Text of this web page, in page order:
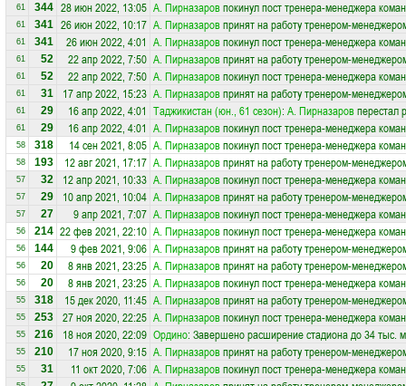
61 344 28 июн 2022, 13:05 А. Пирназаровпокинул пост тренера-менеджера
61 341 26 июн 2022, 10:17 А. Пирназаровпринят на работу тренером-
61 341 26 июн 2022, 4:01 А. Пирназаровпокинул пост тренера-менеджера
61 52 22 апр 2022, 7:50 А. Пирназаровпринят на работу тренером-
61 52 22 апр 2022, 7:50 А. Пирназаровпокинул пост тренера-менеджера
61 31 17 апр 2022, 15:23 А. Пирназаровпринят на работу тренером-
61 29 16 апр 2022, 4:01 Таджикистан (юн., 61 сезон): А. Пирназаровперестал
61 29 16 апр 2022, 4:01 А. Пирназаровпокинул пост тренера-менеджера
58 318 14 сен 2021, 8:05 А. Пирназаровпокинул пост тренера-менеджера
58 193 12 авг 2021, 17:17 А. Пирназаровпринят на работу тренером-
57 32 12 апр 2021, 10:33 А. Пирназаровпокинул пост тренера-менеджера
57 29 10 апр 2021, 10:04 А. Пирназаровпринят на работу тренером-
57 27 9 апр 2021, 7:07 А. Пирназаровпокинул пост тренера-менеджера
56 214 22 фев 2021, 22:10 А. Пирназаровпокинул пост тренера-менеджера
56 144 9 фев 2021, 9:06 А. Пирназаровпринят на работу тренером-
56 20 8 янв 2021, 23:25 А. Пирназаровпринят на работу тренером-
56 20 8 янв 2021, 23:25 А. Пирназаровпокинул пост тренера-менеджера
55 318 15 дек 2020, 11:45 А. Пирназаровпринят на работу тренером-
55 253 27 ноя 2020, 22:25 А. Пирназаровпокинул пост тренера-менеджера
55 216 18 ноя 2020, 22:09 Ордино: Завершено расширение стадиона до 34 тыс.
55 210 17 ноя 2020, 9:15 А. Пирназаровпринят на работу тренером-
55 31 11 окт 2020, 7:06 А. Пирназаровпокинул пост тренера-менеджера